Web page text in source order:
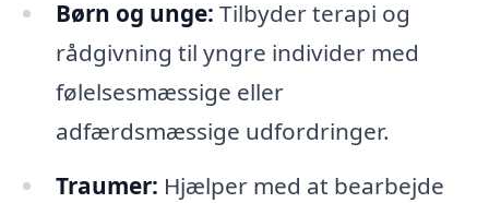
Børn og unge: Tilbyder terapi og
rådgivning til yngre individer med
følelsesmæssige eller
adfærdsmæssige udfordringer.
Traumer: Hjælper med at bearbejde